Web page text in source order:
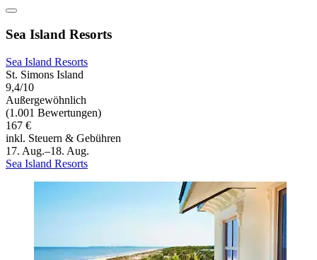
Sea Island Resorts
Sea Island Resorts
St. Simons Island
9,4/10
Außergewöhnlich
(1.001 Bewertungen)
167 €
inkl. Steuern & Gebühren
17. Aug.–18. Aug.
Sea Island Resorts